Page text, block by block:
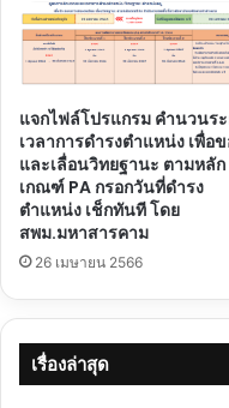
แจกไฟล์โปรแกรม คำนวนร
เวลาการดำรงตำแหน่ง เพื่อ
และเลื่อนวิทยฐานะ ตามหลัก
เกณฑ์ PA กรอกวันที่ดำรง
ตำแหน่ง เช็กทันที โดย
สพม.มหาสารคาม
26 เมษายน 2566
เรื่องล่าสุด